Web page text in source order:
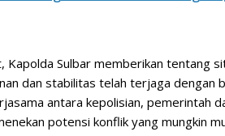
Sulbar memberikan tentang
dan stabilitas telah terjaga dengan
antara kepolisian, pemerintah
potensi konflik yang mungkin